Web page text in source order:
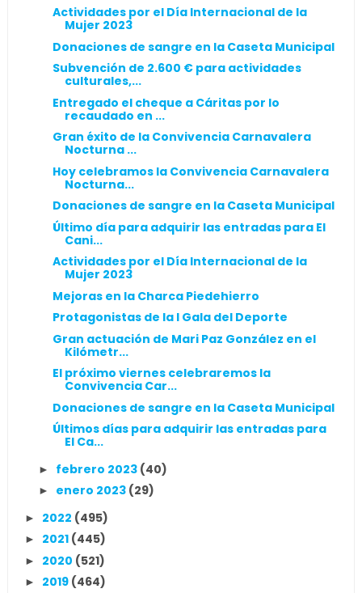
Actividades por el Día Internacional de la
Mujer 2023
Donaciones de sangre en la Caseta Municipal
Subvención de 2.600 € para actividades
culturales,...
Entregado el cheque a Cáritas por lo
recaudado en ...
Gran éxito de la Convivencia Carnavalera
Nocturna ...
Hoy celebramos la Convivencia Carnavalera
Nocturna...
Donaciones de sangre en la Caseta Municipal
Último día para adquirir las entradas para El
Cani...
Actividades por el Día Internacional de la
Mujer 2023
Mejoras en la Charca Piedehierro
Protagonistas de la I Gala del Deporte
Gran actuación de Mari Paz González en el
Kilómetr...
El próximo viernes celebraremos la
Convivencia Car...
Donaciones de sangre en la Caseta Municipal
Últimos días para adquirir las entradas para
El Ca...
► febrero 2023 (40)
► enero 2023 (29)
► 2022 (495)
► 2021 (445)
► 2020 (521)
► 2019 (464)